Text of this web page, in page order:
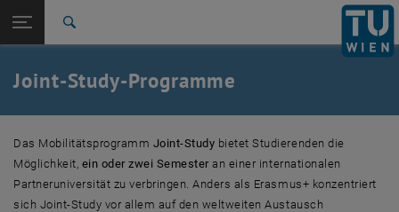
TU Login
Quicklinks
Quicklinks-Menü umschalten
Studium
Karriere
Zurück: Subseiten von Mobilitätsprogramme auflisten
Zurück zur letzten Ebene:
Mobilitätsprogramme
Joint-Study
Amerika / Argentinien - UTN Buenos Aires
Joint-Study-Programme
Das Mobilitätsprogramm Joint-Study bietet Studierenden die
Möglichkeit, ein oder zwei Semesteran einer internationalen
Partneruniversität zu verbringen. Anders als Erasmus+ konzentriert
sich Joint-Study vor allem auf den weltweiten Austausch